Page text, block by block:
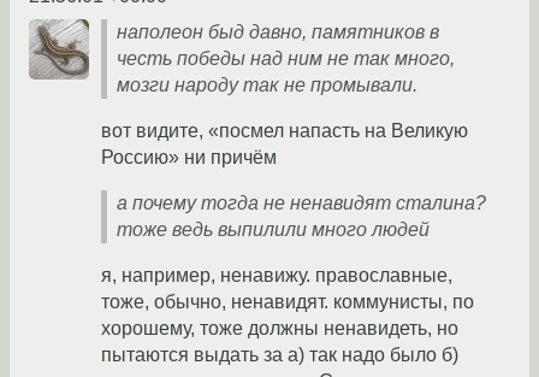
наполеон быд давно, памятников в
честь победы над ним не так много,
мозги народу так не промывали.
вот видите, «посмел напасть на Великую
Россию» ни причём
а почему тогда не ненавидят сталина?
тоже ведь выпилили много людей
я, например, ненавижу. православные,
тоже, обычно, ненавидят. коммунисты, по
хорошему, тоже должны ненавидеть, но
пытаются выдать за а) так надо было б)